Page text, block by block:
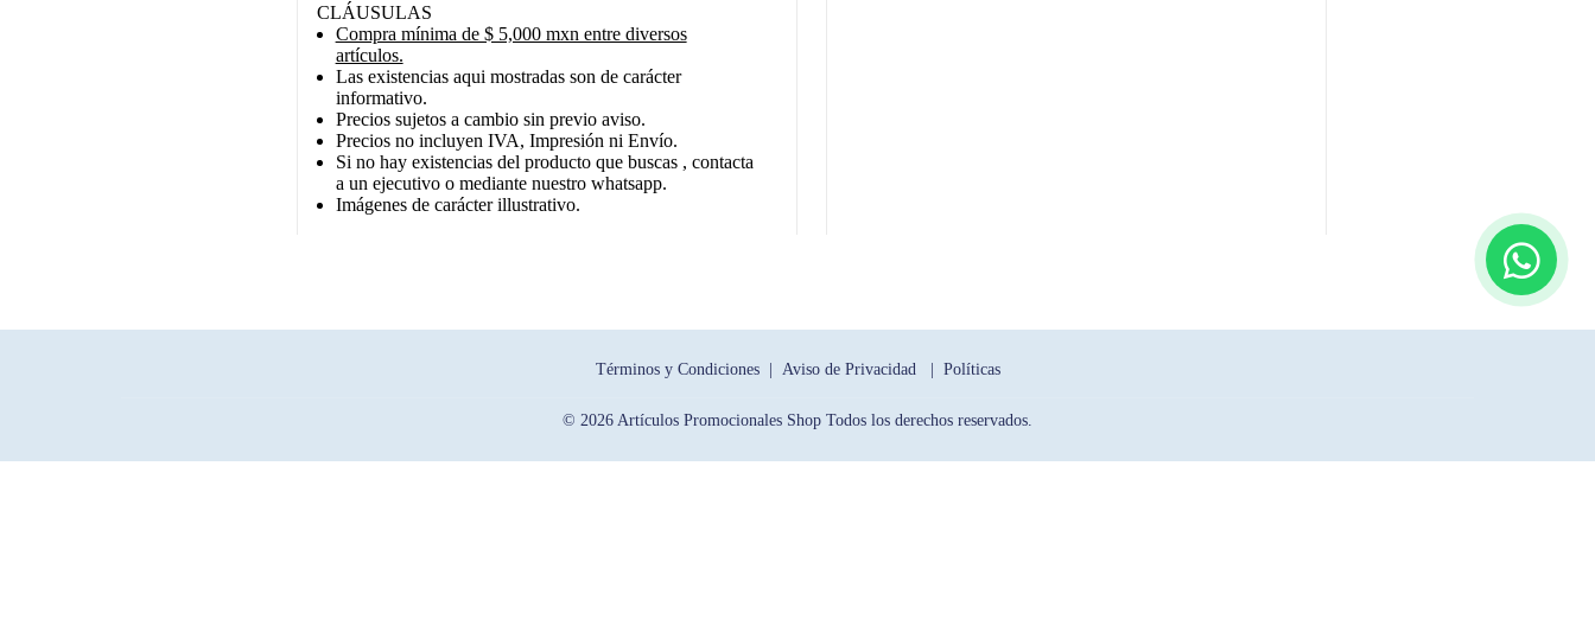
CLÁUSULAS
Compra mínima de $ 5,000 mxn entre diversos
artículos.
Las existencias aqui mostradas son de carácter
informativo.
Precios sujetos a cambio sin previo aviso.
Precios no incluyen IVA, Impresión ni Envío.
Si no hay existencias del producto que buscas , contacta
a un ejecutivo o mediante nuestro whatsapp.
Imágenes de carácter illustrativo.
Términos y Condiciones | Aviso de Privacidad | Políticas
© 2026 Artículos Promocionales Shop Todos los derechos reservados.